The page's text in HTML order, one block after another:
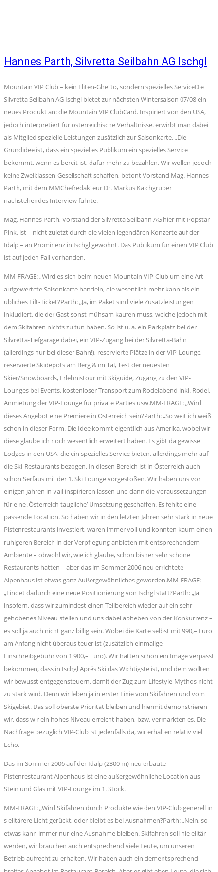
Hannes Parth, Silvretta Seilbahn AG Ischgl
Mountain VIP Club – kein Eliten-Ghetto, sondern spezielles ServiceDie
Silvretta Seilbahn AG Ischgl bietet zur nächsten Wintersaison 07/08 ein
neues Produkt an: die Mountain VIP ClubCard. Inspiriert von den USA,
jedoch interpretiert für österreichische Verhältnisse, erwirbt man dabei
als Mitglied spezielle Leistungen zusätzlich zur Saisonkarte. „Die
Grundidee ist, dass ein spezielles Publikum ein spezielles Service
bekommt, wenn es bereit ist, dafür mehr zu bezahlen. Wir wollen jedoch
keine Zweiklassen-Gesellschaft schaffen, betont Vorstand Mag. Hannes
Parth, mit dem MMChefredakteur Dr. Markus Kalchgruber
nachstehendes Interview führte.
Mag. Hannes Parth, Vorstand der Silvretta Seilbahn AG hier mit Popstar
Pink, ist – nicht zuletzt durch die vielen legendären Konzerte auf der
Idalp – an Prominenz in Ischgl gewöhnt. Das Publikum für einen VIP Club
ist auf jeden Fall vorhanden.
MM-FRAGE: „Wird es sich beim neuen Mountain VIP-Club um eine Art
aufgewertete Saisonkarte handeln, die wesentlich mehr kann als ein
übliches Lift-Ticket?Parth: „Ja, im Paket sind viele Zusatzleistungen
inkludiert, die der Gast sonst mühsam kaufen muss, welche jedoch mit
dem Skifahren nichts zu tun haben. So ist u. a. ein Parkplatz bei der
Silvretta-Tiefgarage dabei, ein VIP-Zugang bei der Silvretta-Bahn
(allerdings nur bei dieser Bahn!), reservierte Plätze in der VIP-Lounge,
reservierte Skidepots am Berg & im Tal, Test der neuesten
Skier/Snowboards, Erlebnistour mit Skiguide, Zugang zu den VIP-
Lounges bei Events, kostenloser Transport zum Rodelabend inkl. Rodel,
Anmietung der VIP-Lounge für private Parties usw.MM-FRAGE: „Wird
dieses Angebot eine Premiere in Österreich sein?Parth: „So weit ich weiß
schon in dieser Form. Die Idee kommt eigentlich aus Amerika, wobei wir
diese glaube ich noch wesentlich erweitert haben. Es gibt da gewisse
Lodges in den USA, die ein spezielles Service bieten, allerdings mehr auf
die Ski-Restaurants bezogen. In diesen Bereich ist in Österreich auch
schon Serfaus mit der 1. Ski Lounge vorgestoßen. Wir haben uns vor
einigen Jahren in Vail inspirieren lassen und dann die Voraussetzungen
für eine ,Österreich taugliche’ Umsetzung geschaffen. Es fehlte eine
passende Location. So haben wir in den letzten Jahren sehr stark in neue
Pistenrestaurants investiert, waren immer voll und konnten kaum einen
ruhigeren Bereich in der Verpflegung anbieten mit entsprechendem
Ambiente – obwohl wir, wie ich glaube, schon bisher sehr schöne
Restaurants hatten – aber das im Sommer 2006 neu errichtete
Alpenhaus ist etwas ganz Außergewöhnliches geworden.MM-FRAGE:
„Findet dadurch eine neue Positionierung von Ischgl statt?Parth: „Ja
insofern, dass wir zumindest einen Teilbereich wieder auf ein sehr
gehobenes Niveau stellen und uns dabei abheben von der Konkurrenz –
es soll ja auch nicht ganz billig sein. Wobei die Karte selbst mit 990,– Euro
am Anfang nicht überaus teuer ist (zusätzlich einmalige
Einschreibgebühr von 1 900,– Euro). Wir hatten schon ein Image verpasst
bekommen, dass in Ischgl Aprés Ski das Wichtigste ist, und dem wollten
wir bewusst entgegensteuern, damit der Zug zum Lifestyle-Mythos nicht
zu stark wird. Denn wir leben ja in erster Linie vom Skifahren und vom
Skigebiet. Das soll oberste Priorität bleiben und hiermit demonstrieren
wir, dass wir ein hohes Niveau erreicht haben, bzw. vermarkten es. Die
Nachfrage bezüglich VIP-Club ist jedenfalls da, wir erhalten relativ viel
Echo.
Das im Sommer 2006 auf der Idalp (2300 m) neu erbaute
Pistenrestaurant Alpenhaus ist eine außergewöhnliche Location aus
Stein und Glas mit VIP-Lounge im 1. Stock.
MM-FRAGE: „Wird Skifahren durch Produkte wie den VIP-Club generell in
s elitärere Licht gerückt, oder bleibt es bei Ausnahmen?Parth: „Nein, so
etwas kann immer nur eine Ausnahme bleiben. Skifahren soll nie elitär
werden, wir brauchen auch entsprechend viele Leute, um unseren
Betrieb aufrecht zu erhalten. Wir haben auch ein dementsprechend